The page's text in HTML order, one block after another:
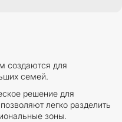
создаются для
семей.
решение для
легко разделить
зоны.